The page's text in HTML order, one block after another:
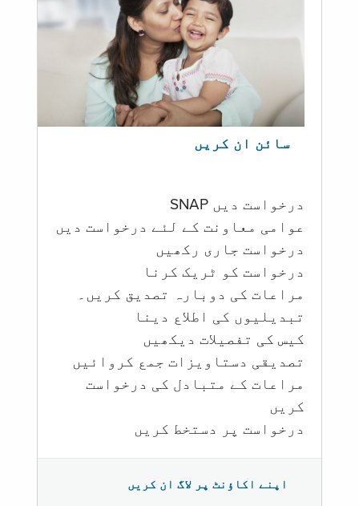
سائن ان کریں
درخواست دیں SNAP
عوامی معاونت کے لئے درخواست دیں
درخواست جاری رکھیں
درخواست کو ٹریک کرنا
مراعات کی دوبارہ تصدیق کریں۔
تبدیلیوں کی اطلاع دینا
کیس کی تفصیلات دیکھیں
تصدیقی دستاویزات جمع کروائیں
مراعات کے متبادل کی درخواست
کریں
درخواست پر دستخط کریں
اپنے اکاؤنٹ پر لاگ ان کریں